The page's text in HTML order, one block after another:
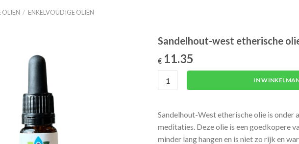
OLIËN / ENKELVOUDIGE OLIËN
Sandelhout-west etherische
€ 11.35
IN
Sandelhout-West etherische olie is onder
meditaties. Deze olie is een goedkopere
minder lang hangen en is niet zo rijk en